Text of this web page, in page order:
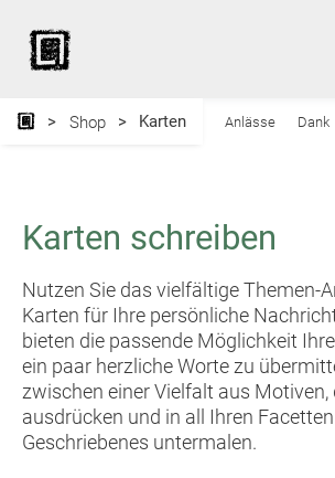
Shop Karten Anlässe Dank
Karten schreiben
Nutzen Sie das vielfältige Themen-
Karten für Ihre persönliche
bieten die passende Möglichkeit
ein paar herzliche Worte zu
zwischen einer Vielfalt aus Motiven,
ausdrücken und in all Ihren
Geschriebenes untermalen.